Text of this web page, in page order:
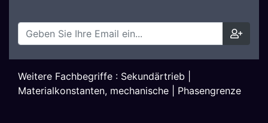
Weitere Fachbegriffe : Sekundärtrieb
Materialkonstanten, mechanische
Phasengrenze